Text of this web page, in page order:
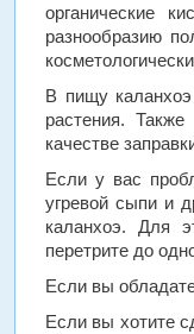
органические
разнообразию
В пищу
растения.
качестве
Если у вас
угревой сыпи и
каланхоэ. Для
перетрите до
Если вы
Если вы хотите